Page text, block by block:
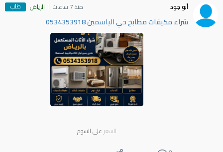
أبو جود منذ 7 ساعات الرياض طلب
شراء مكيفات مطابخ حي الياسمين 0534353918
السعر على السوم